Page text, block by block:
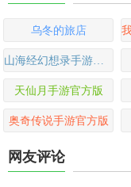
乌冬的旅店
天仙月手游官方版
奥奇传说手游官方版
网友评论